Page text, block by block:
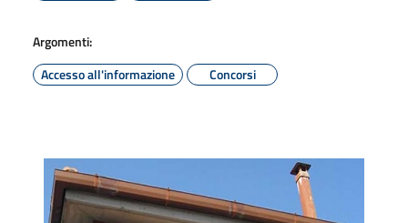
Argomenti:
Accesso all'informazione
Concorsi